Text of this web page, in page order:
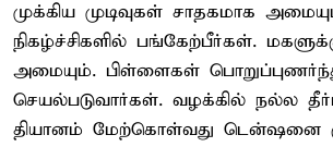
முக்கிய முடிவுகள் சாதகமாக
நிகழ்ச்சிகளில் பங்கேற்பீர்கள்.
அமையும். பிள்ளைகள்
செயல்படுவார்கள். வழக்கில் நல்ல
தியானம் மேற்கொள்வது டென்ஷனை